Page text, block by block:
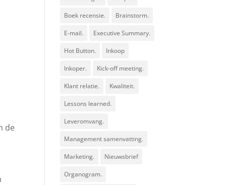
de
Boek recensie. Brainstorm.
E-mail. Executive Summary.
Hot Button. Inkoop
Inkoper. Kick-off meeting.
Klant relatie. Kwaliteit.
Lessons learned.
Leveromvang.
Management samenvatting.
Marketing. Nieuwsbrief
Organogram.